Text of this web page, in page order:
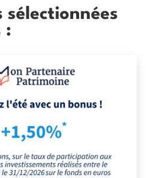
sélectionnées
: